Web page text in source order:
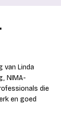
van Linda
NIMA-
die
en goed